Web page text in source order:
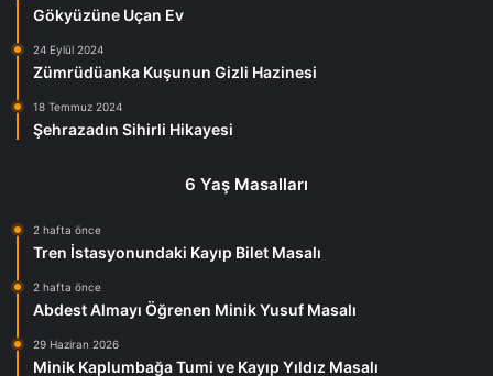
Gökyüzüne Uçan Ev
24 Eylül 2024
Zümrüdüanka Kuşunun Gizli Hazinesi
18 Temmuz 2024
Şehrazadın Sihirli Hikayesi
6 Yaş Masalları
2 hafta önce
Tren İstasyonundaki Kayıp Bilet Masalı
2 hafta önce
Abdest Almayı Öğrenen Minik Yusuf Masalı
29 Haziran 2026
Minik Kaplumbağa Tumi ve Kayıp Yıldız Masalı